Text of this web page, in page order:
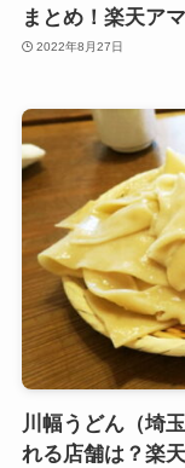
まとめ！楽天ア
2022年8月27日
川幅うどん（埼
れる店舗は？楽